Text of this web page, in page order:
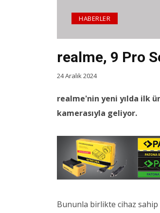
realme, 9 Pro
HABERLER
24 Aralık 2024
realme'nin yeni yılda ilk
kamerasıyla geliyor.
Bununla birlikte cihaz